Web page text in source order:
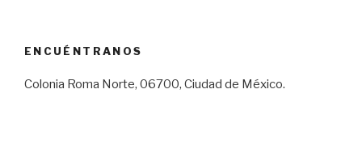
ENCUÉNTRANOS
Colonia Roma Norte, 06700, Ciudad de México.